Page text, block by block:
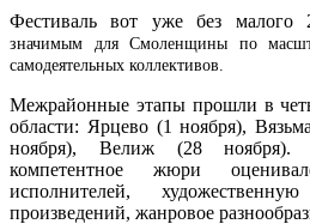
Фестиваль вот уже без малого
значимым для Смоленщины по
самодеятельных коллективов.
Межрайонные этапы прошли в
области: Ярцево (1 ноября),
ноября), Велиж (28 ноября).
компетентное жюри
исполнителей,
произведений, жанровое